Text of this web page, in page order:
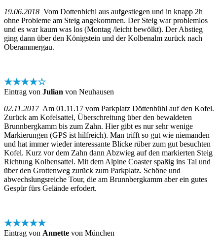
19.06.2018 Vom Dottenbichl aus aufgestiegen und in knapp 2h
ohne Probleme am Steig angekommen. Der Steig war problemlos
und es war kaum was los (Montag /leicht bewölkt). Der Abstieg
ging dann über den Königstein und der Kolbenalm zurück nach
Oberammergau.
★★★★☆
Eintrag von Julian von Neuhausen
02.11.2017Am 01.11.17 vom Parkplatz Döttenbühl auf den Kofel.
Zurück am Kofelsattel, Überschreitung über den bewaldeten
Brunnbergkamm bis zum Zahn. Hier gibt es nur sehr wenige
Markierungen (GPS ist hilfreich). Man trifft so gut wie niemanden
und hat immer wieder interessante Blicke rüber zum gut besuchten
Kofel. Kurz vor dem Zahn dann Abzwieg auf den markierten Steig
Richtung Kolbensattel. Mit dem Alpine Coaster spaßig ins Tal und
über den Grottenweg zurück zum Parkplatz. Schöne und
abwechslungsreiche Tour, die am Brunnbergkamm aber ein gutes
Gespür fürs Gelände erfodert.
★★★★★
Eintrag von Annette von München